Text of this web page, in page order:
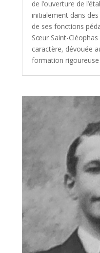
de l’ouverture de
initialement dans
de ses fonctions
Sœur Saint-
caractère, dévouée
formation